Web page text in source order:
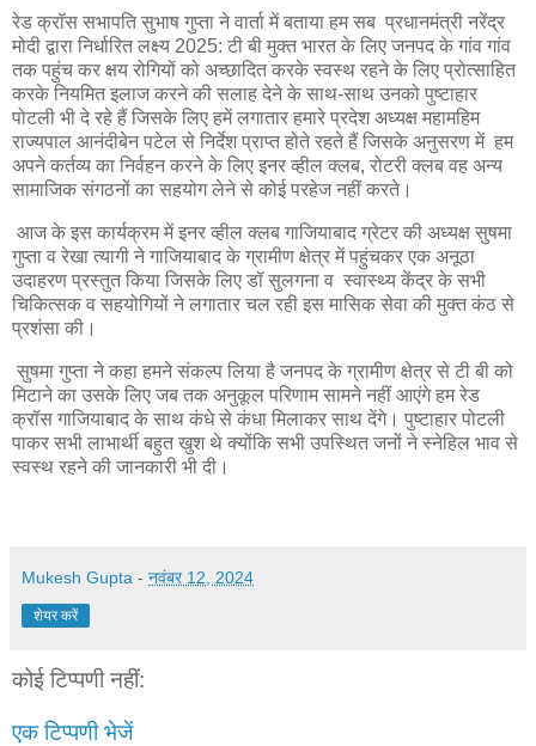
रेड क्रॉस सभापति सुभाष गुप्ता ने वार्ता में बताया हम सब प्रधानमंत्री नरेंद्र
मोदी द्वारा निर्धारित लक्ष्य 2025: टी बी मुक्त भारत के लिए जनपद के गांव गांव
तक पहुंच कर क्षय रोगियों को अच्छादित करके स्वस्थ रहने के लिए प्रोत्साहित
करके नियमित इलाज करने की सलाह देने के साथ-साथ उनको पुष्टाहार
पोटली भी दे रहे हैं जिसके लिए हमें लगातार हमारे प्रदेश अध्यक्ष महामहिम
राज्यपाल आनंदीबेन पटेल से निर्देश प्राप्त होते रहते हैं जिसके अनुसरण में हम
अपने कर्तव्य का निर्वहन करने के लिए इनर व्हील क्लब, रोटरी क्लब वह अन्य
सामाजिक संगठनों का सहयोग लेने से कोई परहेज नहीं करते।
आज के इस कार्यक्रम में इनर व्हील क्लब गाजियाबाद ग्रेटर की अध्यक्ष सुषमा
गुप्ता व रेखा त्यागी ने गाजियाबाद के ग्रामीण क्षेत्र में पहुंचकर एक अनूठा
उदाहरण प्रस्तुत किया जिसके लिए डॉ सुलगना व स्वास्थ्य केंद्र के सभी
चिकित्सक व सहयोगियों ने लगातार चल रही इस मासिक सेवा की मुक्त कंठ से
प्रशंसा की।
सुषमा गुप्ता ने कहा हमने संकल्प लिया है जनपद के ग्रामीण क्षेत्र से टी बी को
मिटाने का उसके लिए जब तक अनुकूल परिणाम सामने नहीं आएंगे हम रेड
क्रॉस गाजियाबाद के साथ कंधे से कंधा मिलाकर साथ देंगे। पुष्टाहार पोटली
पाकर सभी लाभार्थी बहुत खुश थे क्योंकि सभी उपस्थित जनों ने स्नेहिल भाव से
स्वस्थ रहने की जानकारी भी दी।
Mukesh Gupta - नवंबर 12, 2024
शेयर करें
कोई टिप्पणी नहीं:
एक टिप्पणी भेजें